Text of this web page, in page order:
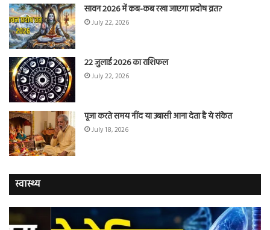
सावन 2026 में कब-कब रखा जाएगा प्रदोष व्रत?
July 22, 2026
22 जुलाई 2026 का राशिफल
July 22, 2026
पूजा करते समय नींद या उबासी आना देता है ये संकेत
July 18, 2026
स्वास्थ्य
वैज्ञानिकों
ने